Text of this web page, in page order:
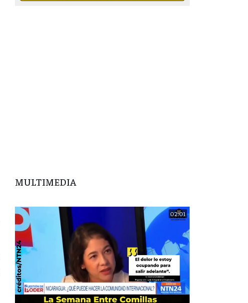
MULTIMEDIA
02:01